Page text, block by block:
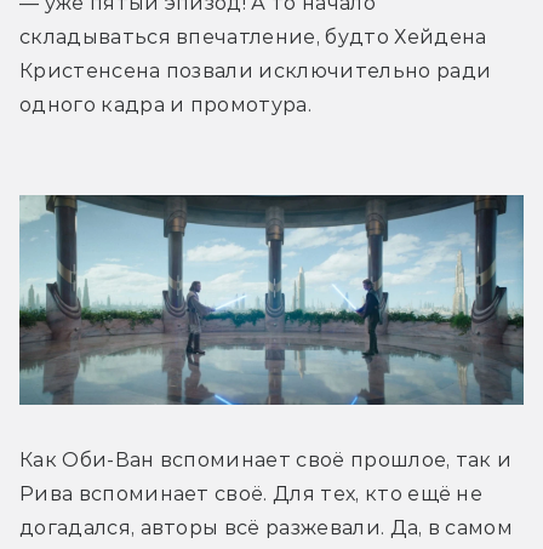
складываться впечатление, будто Хейдена
Кристенсена позвали исключительно ради
одного кадра и промотура.
Как Оби-Ван вспоминает своё прошлое, так и
Рива вспоминает своё. Для тех, кто ещё не
догадался, авторы всё разжевали. Да, в самом